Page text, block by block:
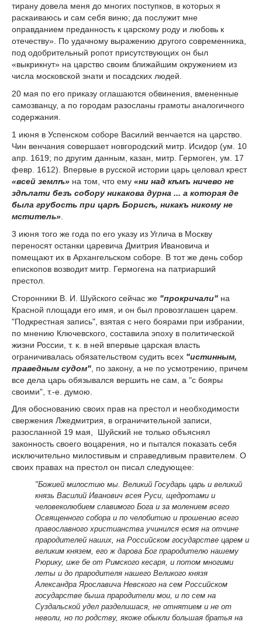
тирану довела меня до многих поступков, в которых я
раскаиваюсь и сам себя виню; да послужит мне
оправданием преданность к царскому роду и любовь к
отечеству». По удачному выражению другого современника,
под одобрительный ропот присутствующих он был
«выкрикнут» на царство своим ближайшим окружением из
числа московской знати и посадских людей.
20 мая по его приказу оглашаются обвинения, вмененные
самозванцу, а по городам разосланы грамоты аналогичного
содержания.
1 июня в Успенском соборе Василий венчается на царство.
Чин венчания совершает новгородский митр. Исидор (ум. 10
апр. 1619; по другим данным, казан, митр. Гермоген, ум. 17
февр. 1612). Впервые в русской истории царь целовал крест
«всей землѣ» на том, что ему «ни над кѣмъ ничево не
здѣлати безъ собору никакова дурна ... а которая де
была грубость при царѣ Борисѣ, никакъ никому не
мститель»
3 июня того же года по его указу из Углича в Москву
переносят останки царевича Дмитрия Ивановича и
помещают их в Архангельском соборе. В тот же день собор
епископов возводит митр. Гермогена на патриарший
престол.
Сторонники В. И. Шуйского сейчас же "прокричали" на
Красной площади его имя, и он был провозглашен царем.
"Подкрестная запись", взятая с него боярами при избрании,
по мнению Ключевского, составила эпоху в политической
жизни России, т. к. в ней впервые царская власть
ограничивалась обязательством судить всех "истинным,
праведным судом" , по закону, а не по усмотрению, причем
все дела царь обязывался вершить не сам, а "с бояры
своими", т.-е. думою.
Для обоснованию своих прав на престол и необходимости
свержения Лжедмитрия, в ограничительной записи,
разосланной 19 мая, Шуйский не только объяснял
законность своего воцарения, но и пытался показать себя
исключительно милостивым и справедливым правителем. О
своих правах на престол он писал следующее:
"Божией милостию мы. Великий Государь царь и великий
князь Василий Иванович всея Руси, щедротами и
человеколюбием славимого Бога и за молением всего
Освященного собора и по челобитию и прошению всего
православного христианства учинился есмя на отчине
прародителей наших, на Российском государстве царем и
великим князем, его ж дарова Бог прародителю нашему
Рюрику, иже бе от Римского кесаря, и потом многими
леты и до прародителя нашего Великого князя
Александра Ярославича Невского на сем Российском
государстве быша прародители мои, и по сем на
Суздальской удел разделишася, не отнятием и не от
неволи, но по родству, якоже обыкли большая братья на